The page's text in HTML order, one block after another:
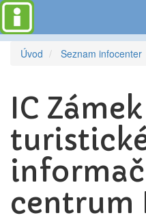
Úvod
Seznam infocenter
IC
centrum